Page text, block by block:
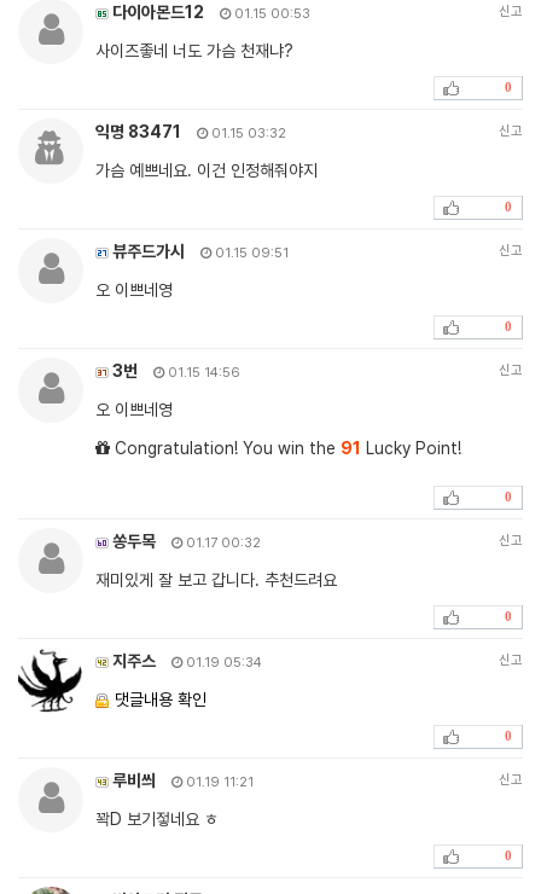
다이아몬드12 01.15 00:53 신고
사이즈좋네 너도 가슴 천재냐?
0
익명 83471 01.15 03:32 신고
가슴 예쁘네요. 이건 인정해줘야지
0
뷰주드가시 01.15 09:51 신고
오 이쁘네영
0
3번 01.15 14:56 신고
오 이쁘네영
Congratulation! You win the 91 Lucky Point!
0
쏭두목 01.17 00:32 신고
재미있게 잘 보고 갑니다. 추천드려요
0
지주스 01.19 05:34 신고
댓글내용 확인
0
루비씌 01.19 11:21 신고
꽉D 보기젛네요 ㅎ
0